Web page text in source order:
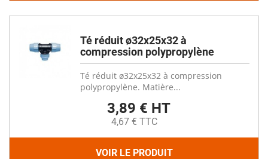
Té réduit ø32x25x32 à
compression polypropylène
Té réduit ø32x25x32 à compression
polypropylène. Matière...
3,89 € HT
4,67 € TTC
VOIR LE PRODUIT